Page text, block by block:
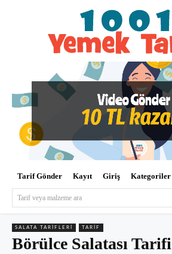
Tarif Gönder Kayıt Giriş Kategoriler
Tarif veya malzeme ara
SALATA TARIFLERI TARIF
Börülce Salatası Tarifi